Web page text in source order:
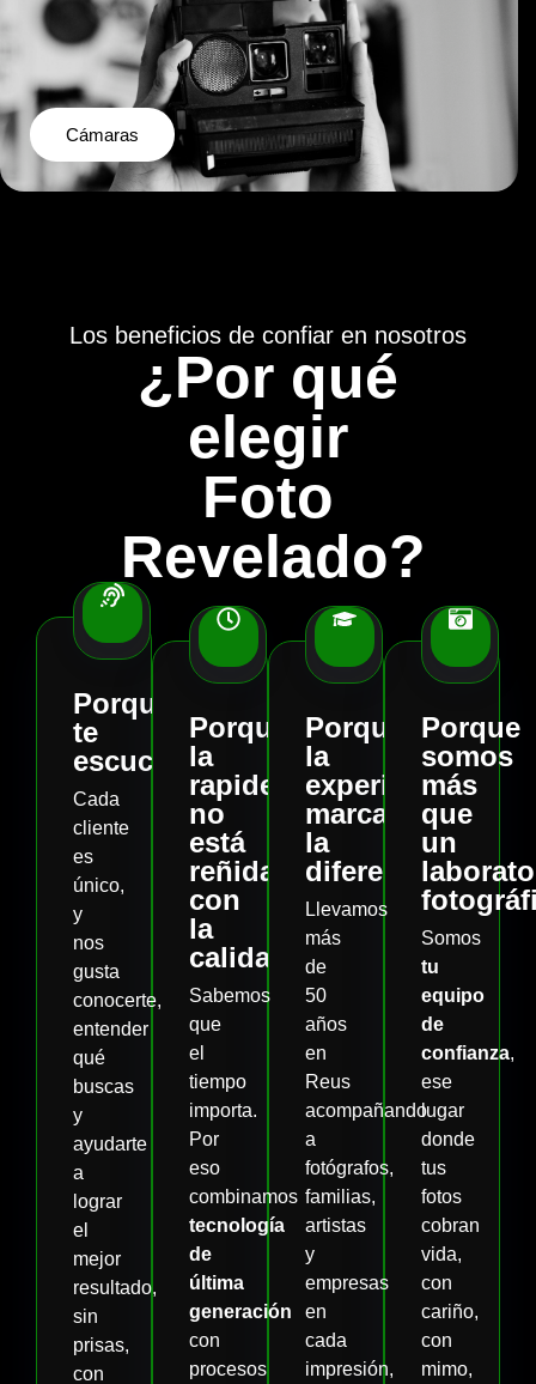
Cámaras
Los beneficios de confiar en nosotros
¿Por qué
elegir
Foto
Revelado?
Porque
te
escuchamos
Cada
cliente
es
único,
y
nos
gusta
conocerte,
entender
qué
buscas
y
ayudarte
a
lograr
el
mejor
resultado,
sin
prisas,
con
Porque
la
rapidez
no
está
reñida
con
la
calidad
Sabemos
que
el
tiempo
importa.
Por
eso
combinamos
tecnología
de
última
generación
con
procesos
Porque
la
experiencia
marca
la
diferencia.
Llevamos
más
de
50
años
en
Reus
acompañando
a
fotógrafos,
familias,
artistas
y
empresas
en
cada
impresión,
Porque
somos
más
que
un
Somos
tu
equipo
de
confianza,
ese
lugar
donde
tus
fotos
cobran
vida,
con
cariño,
con
mimo,